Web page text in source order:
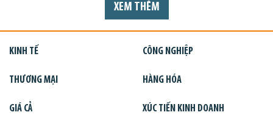
XEM THÊM
KINH TẾ CÔNG NGHIỆP
THƯƠNG MẠI HÀNG HÓA
GIÁ CẢ XÚC TIẾN KINH DOANH